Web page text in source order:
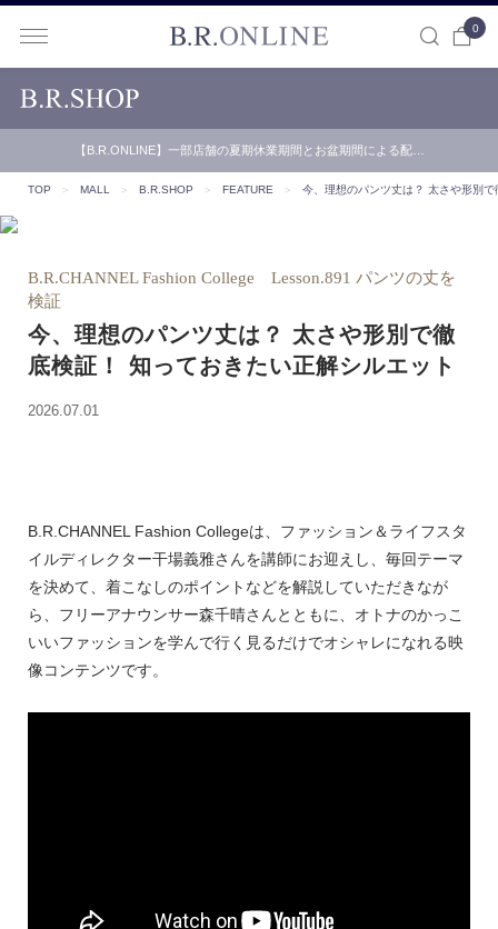
0
【B.R.ONLINE】一部店舗の夏期休業期間とお盆期間による配…
TOP ＞ MALL ＞ B.R.SHOP ＞ FEATURE ＞ 今、理想のパンツ丈は？ 太さや形別
B.R.CHANNEL Fashion College Lesson.891 パンツの丈を
検証
今、理想のパンツ丈は？ 太さや形別で徹
底検証！ 知っておきたい正解シルエット
2026.07.01
B.R.CHANNEL Fashion Collegeは、ファッション＆ライフスタ
イルディレクター干場義雅さんを講師にお迎えし、毎回テーマ
を決めて、着こなしのポイントなどを解説していただきなが
ら、フリーアナウンサー森千晴さんとともに、オトナのかっこ
いいファッションを学んで行く見るだけでオシャレになれる映
像コンテンツです。